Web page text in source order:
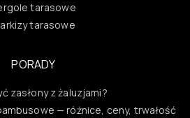
tarasowe
tarasowe
PORADY
zasłony z żaluzjami?
— różnice, ceny, trwałość